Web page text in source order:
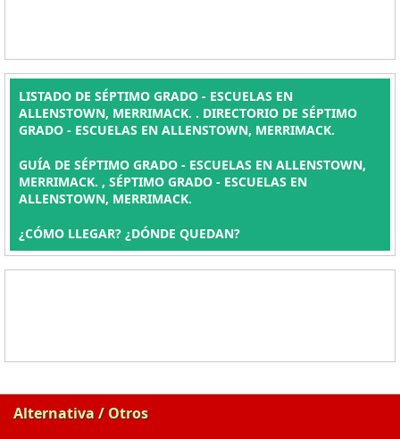
LISTADO DE SÉPTIMO GRADO - ESCUELAS EN
ALLENSTOWN, MERRIMACK. . DIRECTORIO DE SÉPTIMO
GRADO - ESCUELAS EN ALLENSTOWN, MERRIMACK.
GUÍA DE SÉPTIMO GRADO - ESCUELAS EN ALLENSTOWN,
MERRIMACK. , SÉPTIMO GRADO - ESCUELAS EN
ALLENSTOWN, MERRIMACK.
¿CÓMO LLEGAR? ¿DÓNDE QUEDAN?
Alternativa / Otros